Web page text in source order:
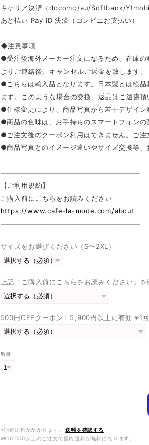
キャリア決済（docomo/au/Softbank/
あと払い Pay ID 決済（コンビニお支払い）
◆注意事項
●受注後海外メーカー注文になるため、在庫
よりご連絡後、キャンセルご返金を致します。
●こちらは輸入品となります。日本製とは検
ます。このような場合の交換、返品はご遠慮頂
●仕様変更により、商品写真から若干デザイン
●商品の色味は、お手持ちのスマートフォンの
●ご注文後のクーポン利用はできません。ご注
●商品写真とのイメージ違いやサイズ交換等、
————————————————————
【ご利用規約】
ご購入前にこちらをお読みください
https://www.cafe-la-mode.com/about
————————————————————
サイズをお選びください（S〜2XL）
上記「ご購入前にこちらをお読みください」
500円OFFクーポン！5,900円以上に有効 ※1
数量
※別途送料がかかります。
送料を確認する
※¥10,000以上のご注文で国内送料が無料になります。